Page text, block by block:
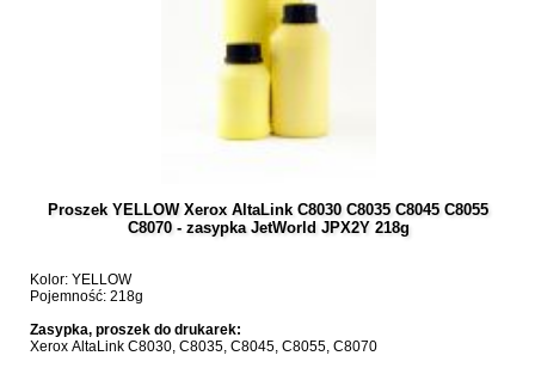
Proszek YELLOW Xerox AltaLink C8030 C8035 C8045 C8055
C8070 - zasypka JetWorld JPX2Y 218g
Kolor: YELLOW
Pojemność: 218g
Zasypka, proszek do drukarek:
Xerox AltaLink C8030, C8035, C8045, C8055, C8070